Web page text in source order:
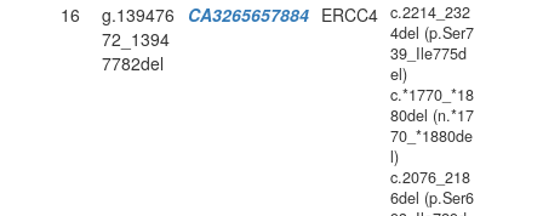
16
g.139476
72_1394
7782del
CA3265657884 ERCC4 c.2214_232
4del (p.Ser7
39_Ile775d
el)
c.*1770_*18
80del (n.*17
70_*1880de
l)
c.2076_218
6del (p.Ser6